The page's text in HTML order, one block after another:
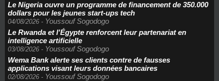
Le Nigeria ouvre un programme de financement de 350.000
dollars pour les jeunes start-ups tech
04/08/2026 - Youssouf Sogodogo
Le Rwanda et l'Égypte renforcent leur partenariat en
intelligence artificielle
03/08/2026 - Youssouf Sogodogo
Wema Bank alerte ses clients contre de fausses
applications visant leurs données bancaires
02/08/2026 - Youssouf Sogodogo